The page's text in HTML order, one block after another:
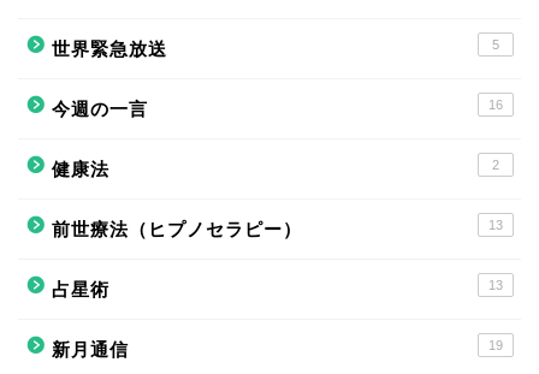
世界緊急放送 5
今週の一言 16
健康法 2
前世療法（ヒプノセラピー） 13
占星術 13
新月通信 19